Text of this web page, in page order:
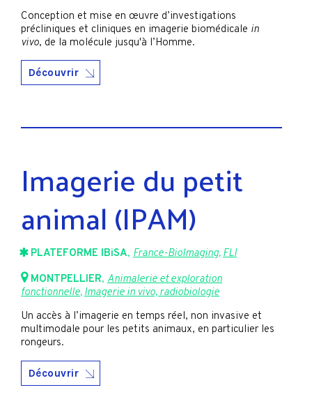
Conception et mise en œuvre d’investigations
précliniques et cliniques en imagerie biomédicale in
vivo, de la molécule jusqu'à l’Homme.
Découvrir
Imagerie du petit
animal (IPAM)
PLATEFORME IBiSA, France-BioImaging,FLI
MONTPELLIER, Animalerie et exploration
fonctionnelle,Imagerie in vivo, radiobiologie
Un accès à l’imagerie en temps réel, non invasive et
multimodale pour les petits animaux, en particulier les
rongeurs.
Découvrir